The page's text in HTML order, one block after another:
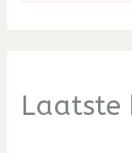
Laatste